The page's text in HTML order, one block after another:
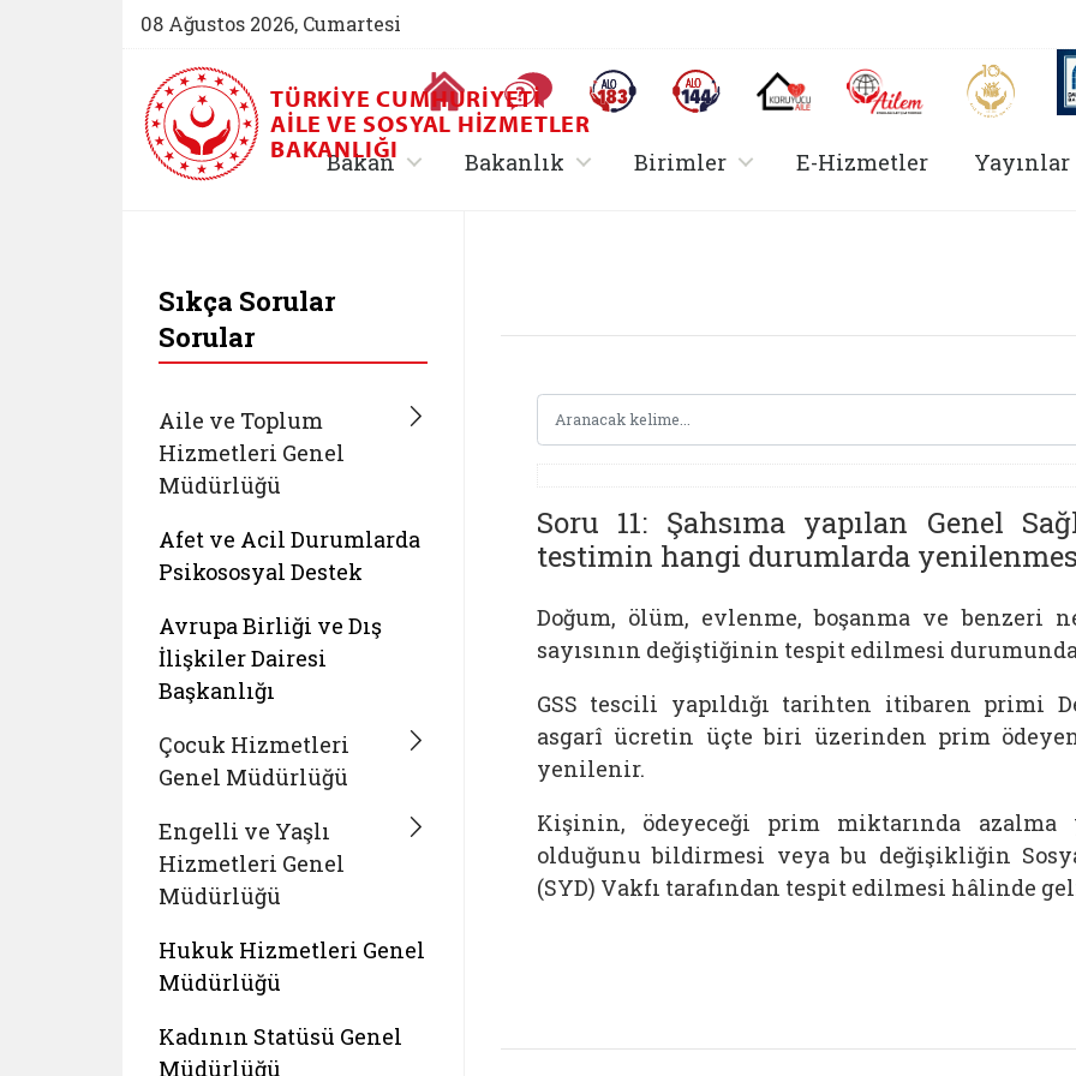
08 Ağustos 2026, Cumartesi
Ana Sayfa Sıkça Sorulan SorularAlo 183 (yeni sekmede açılır)Alo 144 (yeni sekmede açılır)Koruyucu Aile (yeni sekmede açılır)
AİLEM İletişim Aile ve
TÜRKIYE CUMHURIYETI
AILE VE SOSYAL HIZMETLER
BAKANLIĞI
Bakan, alt menü içerir
Bakanlık , alt menü içerir
Birimler, alt menü içerir
E-Hizmetler Yayınlar
Sıkça Sorular
Sorular
Aile ve Toplum
Hizmetleri Genel
Müdürlüğü
Afet ve Acil Durumlarda
Psikososyal Destek
Avrupa Birliği ve Dış
İlişkiler Dairesi
Başkanlığı
Çocuk Hizmetleri
Genel Müdürlüğü
Engelli ve Yaşlı
Hizmetleri Genel
Müdürlüğü
Hukuk Hizmetleri Genel
Müdürlüğü
Kadının Statüsü Genel
Müdürlüğü
Soru 11: Şahsıma yapılan Genel
testimin hangi durumlarda
Doğum, ölüm, evlenme, boşanma ve benzeri
sayısının değiştiğinin tespit edilmesi
GSS tescili yapıldığı tarihten itibaren primi
asgarî ücretin üçte biri üzerinden prim
yenilenir.
Kişinin, ödeyeceği prim miktarında
olduğunu bildirmesi veya bu değişikliğin
(SYD) Vakfı tarafından tespit edilmesi hâlinde